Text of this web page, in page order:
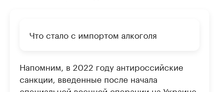
Что стало с импортом алкоголя
Напомним, в 2022 году антироссийские
санкции, введенные после начала